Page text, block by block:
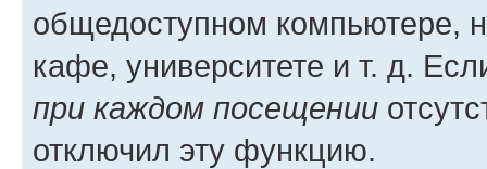
общедоступном компьютере,
кафе, университете и т. д.
при каждом посещении
отключил эту функцию.